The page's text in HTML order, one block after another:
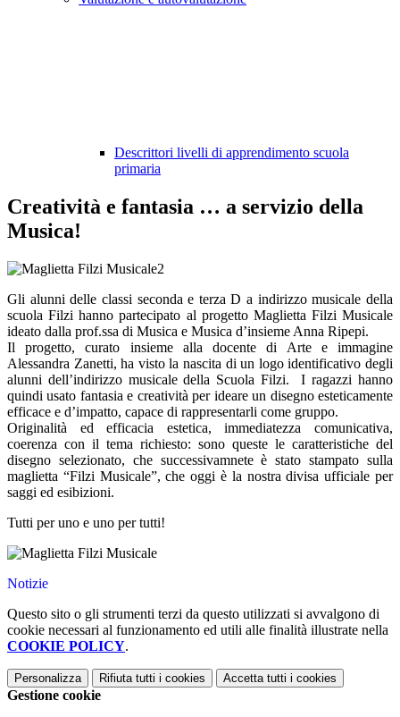
Descrittori livelli di apprendimento scuola
primaria
Creatività e fantasia … a servizio della
Musica!
Gli alunni delle classi seconda e terza D a indirizzo musicale della
scuola Filzi hanno partecipato al progetto Maglietta Filzi Musicale
ideato dalla prof.ssa di Musica e Musica d’insieme Anna Ripepi.
Il progetto, curato insieme alla docente di Arte e immagine
Alessandra Zanetti, ha visto la nascita di un logo identificativo degli
alunni dell’indirizzo musicale della Scuola Filzi. I ragazzi hanno
quindi usato fantasia e creatività per ideare un disegno esteticamente
efficace e d’impatto, capace di rappresentarli come gruppo.
Originalità ed efficacia estetica, immediatezza comunicativa,
coerenza con il tema richiesto: sono queste le caratteristiche del
disegno selezionato, che successivamnete è stato stampato sulla
maglietta “Filzi Musicale”, che oggi è la nostra divisa ufficiale per
saggi ed esibizioni.
Tutti per uno e uno per tutti!
Notizie
Questo sito o gli strumenti terzi da questo utilizzati si avvalgono di
cookie necessari al funzionamento ed utili alle finalità illustrate nella
COOKIE POLICY.
Personalizza Rifiuta tutti i cookies Accetta tutti i cookies
Gestione cookie